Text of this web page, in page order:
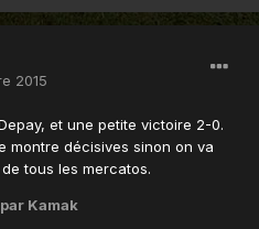
2015
et une petite victoire 2-0.
montre décisives sinon on va
tous les mercatos.
par Kamak